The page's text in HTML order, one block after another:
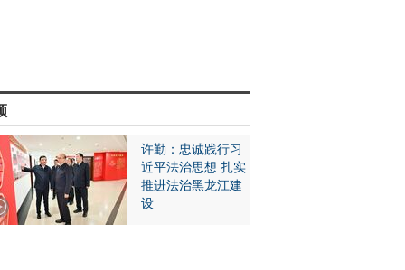
许勤：忠诚践行习
近平法治思想 扎实
推进法治黑龙江建
设